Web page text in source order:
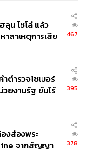
ด้สร้างระบบนิเวศน้ำ
บลิวเอชเอ ยูทิลิตี้ส์
ดหาและพัฒนา
ารขาดแคลนน้ำ การ
กหลายประเภท
Reclamation)
ธาตุ (Premium
) สำหรับอุตสาหกรรม
ลุน โซโล่ แล้ว
สาเหตุการเสีย
467
ำตำรวจไซเบอร์
ยงานรัฐ ยันไร้
395
งส่องพระ
จากสัญญา
378